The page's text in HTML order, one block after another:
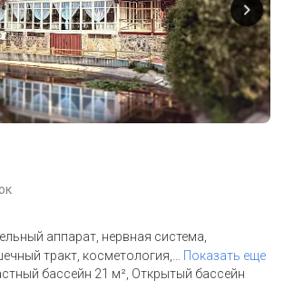
аппарат, нервная система,
тракт, косметология,… Показать еще
бассейн 21 м², Открытый бассейн